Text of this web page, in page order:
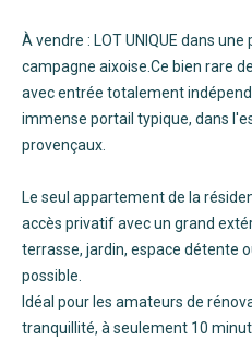
À vendre : LOT UNIQUE dans
campagne aixoise.Ce bien rare
avec entrée totalement
immense portail typique, dans
provençaux.
Le seul appartement de la
accès privatif avec un grand
terrasse, jardin, espace détente
possible.
Idéal pour les amateurs de
tranquillité, à seulement 10